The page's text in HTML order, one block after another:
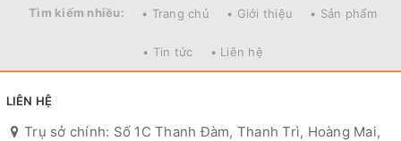
Tìm kiếm nhiều: • Trang chủ • Giới thiệu • Sản phẩm
• Tin tức • Liên hệ
LIÊN HỆ
Trụ sở chính: Số 1C Thanh Đàm, Thanh Trì, Hoàng Mai,